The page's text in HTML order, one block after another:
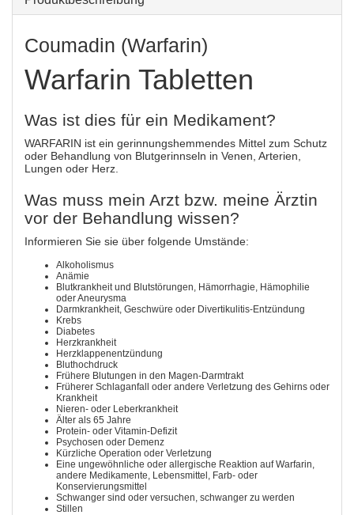
Coumadin (Warfarin)
Warfarin Tabletten
Was ist dies für ein Medikament?
WARFARIN ist ein gerinnungshemmendes Mittel zum Schutz
oder Behandlung von Blutgerinnseln in Venen, Arterien,
Lungen oder Herz.
Was muss mein Arzt bzw. meine Ärztin
vor der Behandlung wissen?
Informieren Sie sie über folgende Umstände:
Alkoholismus
Anämie
Blutkrankheit und Blutstörungen, Hämorrhagie, Hämophilie
oder Aneurysma
Darmkrankheit, Geschwüre oder Divertikulitis-Entzündung
Krebs
Diabetes
Herzkrankheit
Herzklappenentzündung
Bluthochdruck
Frühere Blutungen in den Magen-Darmtrakt
Früherer Schlaganfall oder andere Verletzung des Gehirns oder
Krankheit
Nieren- oder Leberkrankheit
Älter als 65 Jahre
Protein- oder Vitamin-Defizit
Psychosen oder Demenz
Kürzliche Operation oder Verletzung
Eine ungewöhnliche oder allergische Reaktion auf Warfarin,
andere Medikamente, Lebensmittel, Farb- oder
Konservierungsmittel
Schwanger sind oder versuchen, schwanger zu werden
Stillen